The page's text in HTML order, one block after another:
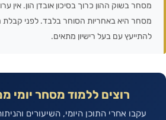
מסחר בשוק ההון כרוך בסיכון אובדן הון. אין
מסחר היא באחריות הסוחר בלבד. לפני
להתייעץ עם בעל רישיון מתאים.
רוצים ללמוד מסחר יומי
עקבו אחרי התוכן היומי, השיעורים